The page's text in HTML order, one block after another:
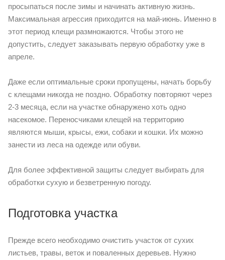
просыпаться после зимы и начинать активную жизнь.
Максимальная агрессия приходится на май-июнь. Именно в
этот период клещи размножаются. Чтобы этого не
допустить, следует заказывать первую обработку уже в
апреле.
Даже если оптимальные сроки пропущены, начать борьбу
с клещами никогда не поздно. Обработку повторяют через
2-3 месяца, если на участке обнаружено хоть одно
насекомое. Переносчиками клещей на территорию
являются мыши, крысы, ежи, собаки и кошки. Их можно
занести из леса на одежде или обуви.
Для более эффективной защиты следует выбирать для
обработки сухую и безветренную погоду.
Подготовка участка
Прежде всего необходимо очистить участок от сухих
листьев, травы, веток и поваленных деревьев. Нужно